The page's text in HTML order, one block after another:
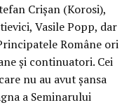
Crișan (Korosi),
Vasile Popp, dar
Române ori
și continuatori. Cei
nu au avut șansa
a Seminarului